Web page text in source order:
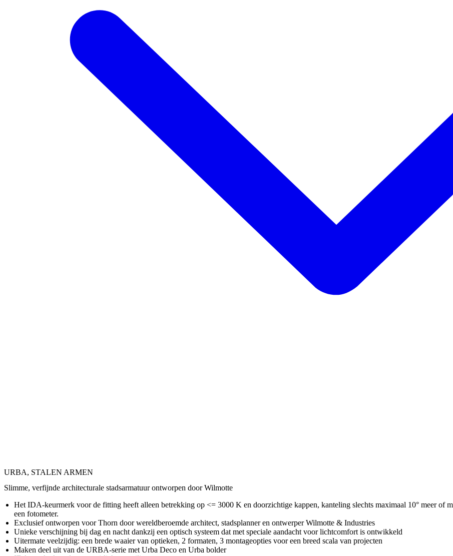
URBA, STALEN ARMEN
Slimme, verfijnde architecturale stadsarmatuur ontworpen door Wilmotte
Het IDA-keurmerk voor de fitting heeft alleen betrekking op <= 3000 K en doorzichtige kappen, kanteling slechts maximaal 10° meer of
een fotometer.
Exclusief ontworpen voor Thorn door wereldberoemde architect, stadsplanner en ontwerper Wilmotte & Industries
Unieke verschijning bij dag en nacht dankzij een optisch systeem dat met speciale aandacht voor lichtcomfort is ontwikkeld
Uitermate veelzijdig: een brede waaier van optieken, 2 formaten, 3 montageopties voor een breed scala van projecten
Maken deel uit van de URBA-serie met Urba Deco en Urba bolder